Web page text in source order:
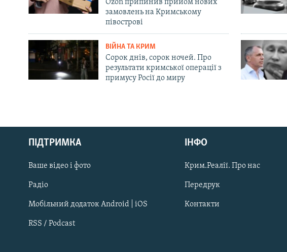
Русский
Qırımtatar
ДОЛУЧАЙСЯ!
Ozon припинив прийом нових
замовлень на Кримському
півострові
ВІЙНА ТА КРИМ
Сорок днів, сорок ночей. Про
результати кримської операції з
примусу Росії до миру
ПІДТРИМКА
Ваше відео і фото
Радіо
Мобільний додаток Android | iOS
RSS / Podcast
ІНФО
Крим.Реалії. Про нас
Передрук
Контакти